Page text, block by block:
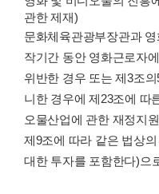
관한 제재)
문화체육관광부장관과
작기간 동안 영화근로자
위반한 경우 또는 제3조
니한 경우에 제23조에 따
오물산업에 관한 재정지
제9조에 따라 같은 법상
대한 투자를 포함한다)으